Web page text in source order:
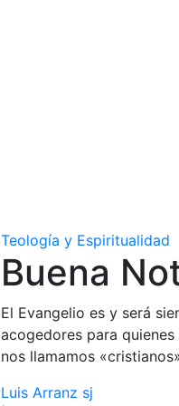
Teología y Espiritualidad
Buena
El Evangelio es y será
acogedores para
nos llamamos
Luis Arranz sj